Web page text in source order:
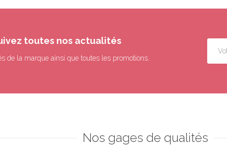
toutes nos actualités
de la marque ainsi que toutes les promotions.
Nos gages de qualités